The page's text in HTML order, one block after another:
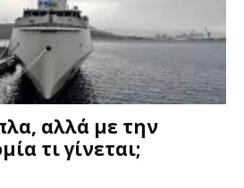
αλλά με την
τι γίνεται;